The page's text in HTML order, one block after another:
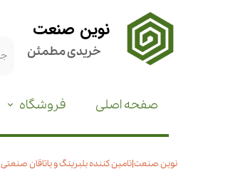
نوین صنعت
خریدی مطمئن
صفحه اصلی فروشگاه
نوین صنعت|تامین کننده بلبرینگ و یاتاقان صنعتی